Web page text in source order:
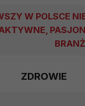
W POLSCE
ZDROWIE